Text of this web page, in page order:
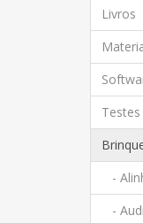
Livros
Testes
-
-